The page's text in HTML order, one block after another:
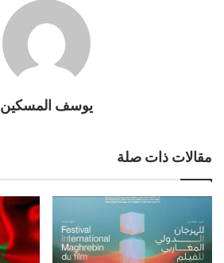
يوسف المسكين
مقالات ذات صلة